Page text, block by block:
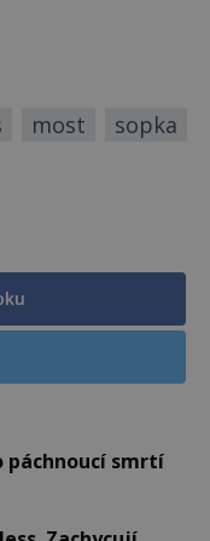
most
sopka
páchnoucí smrtí